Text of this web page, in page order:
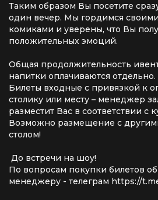
Таким образом Вы посетите
один вечер. Мы гордимся
комиками и уверены, что Вы
положительных эмоций.
Общая продолжительность
напитки оплачиваются отдельно.
Билеты входные с привязкой к
столику или месту – менеджер
разместит Вас в соответствии с
Возможно размещение с
столом!
До встречи на шоу!
По вопросам покупки билетов
менеджеру - телеграм https://